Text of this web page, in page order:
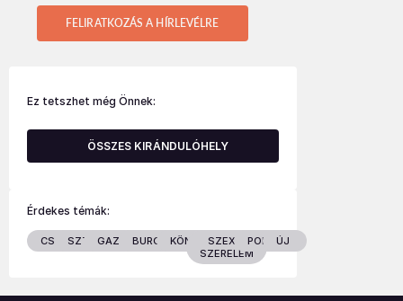
FELIRATKOZÁS A HÍRLEVÉLRE
Ez tetszhet még Önnek:
ÖSSZES KIRÁNDULÓHELY
Érdekes témák:
CSALÁDSZTÁROKGAZDASÁGBURGENLANDKÖNYVEKSZEX &
SZERELEM
POLITIKA
ÚJ